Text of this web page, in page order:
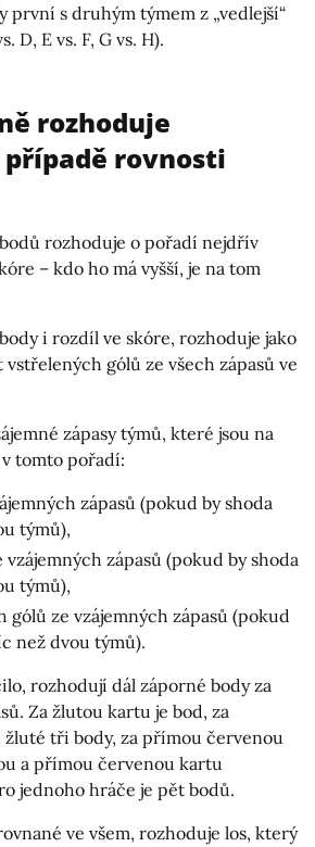
první s druhým týmem z „vedlejší“
D, E vs. F, G vs. H).
rozhoduje
rovnosti
rozhoduje o pořadí nejdřív
– kdo ho má vyšší, je na tom
i rozdíl ve skóre, rozhoduje jako
gólů ze všech zápasů ve
zápasy týmů, které jsou na
tomto pořadí:
zápasů (pokud by shoda
týmů),
zápasů (pokud by shoda
týmů),
gólů ze vzájemných zápasů (pokud
než dvou týmů).
rozhodují dál záporné body za
Za žlutou kartu je bod, za
tři body, za přímou červenou
a přímou červenou kartu
jednoho hráče je pět bodů.
ve všem, rozhoduje los, který